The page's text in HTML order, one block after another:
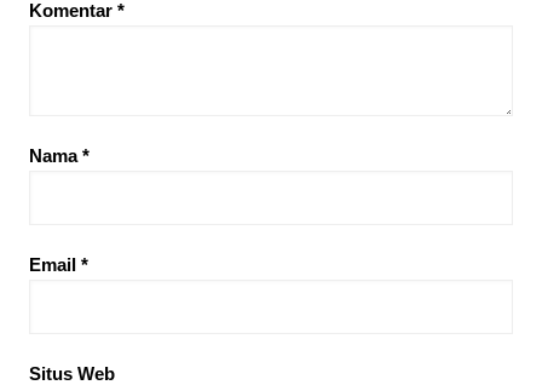
Komentar *
Nama*
Email *
Situs Web